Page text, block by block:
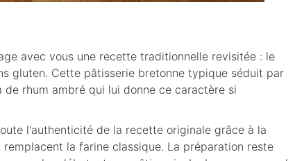
avec vous une recette traditionnelle revisitée : le
gluten. Cette pâtisserie bretonne typique séduit par
rhum ambré qui lui donne ce caractère si
l'authenticité de la recette originale grâce à la
la farine classique. La préparation reste